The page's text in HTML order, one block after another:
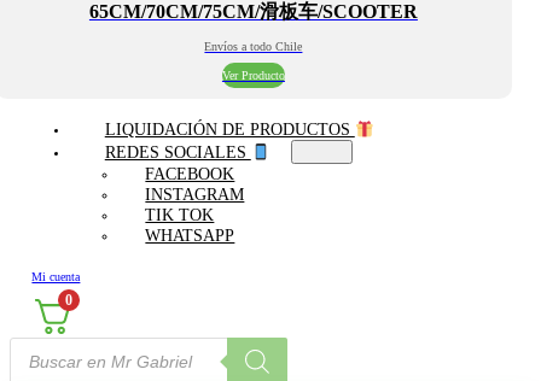
65CM/70CM/75CM/滑板车/SCOOTER
Envíos a todo Chile
Ver Producto
LIQUIDACIÓN DE PRODUCTOS
REDES SOCIALES
FACEBOOK
INSTAGRAM
TIK TOK
WHATSAPP
Mi cuenta
0
Búsqueda
productos